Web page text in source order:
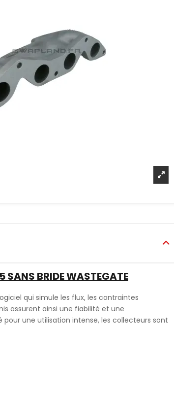
SANS BRIDE WASTEGATE
qui simule les flux, les contraintes
assurent ainsi une fiabilité et une
une utilisation intense, les collecteurs sont